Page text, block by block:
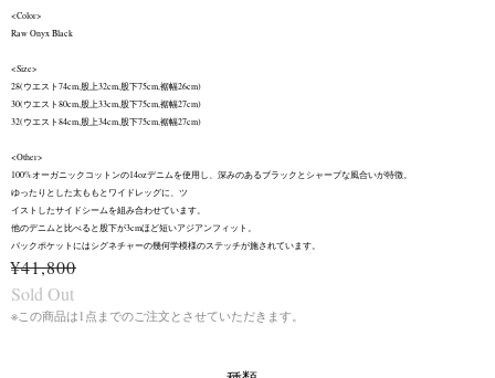
<Color>
Raw Onyx Black
<Size>
28(ウエスト74cm,股上32cm,股下75cm,裾幅26cm)
30(ウエスト80cm,股上33cm,股下75cm,裾幅27cm)
32(ウエスト84cm,股上34cm,股下75cm,裾幅27cm)
<Other>
100%オーガニックコットンの14ozデニムを使用し、深みのあるブラックとシャープな風合いが特徴。
ゆったりとした太ももとワイドレッグに、ツ
イストしたサイドシームを組み合わせています。
他のデニムと比べると股下が3cmほど短いアジアンフィット。
バックポケットにはシグネチャーの幾何学模様のステッチが施されています。
¥41,800
Sold Out
※この商品は1点までのご注文とさせていただきます。